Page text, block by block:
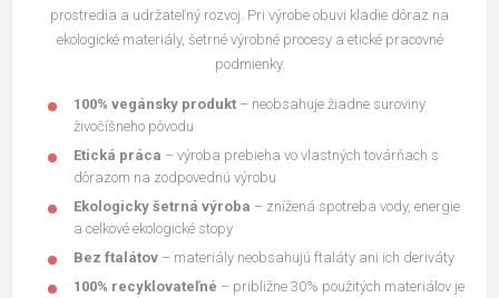
prostredia a udržateľný rozvoj. Pri výrobe obuvi kladie dôraz na
ekologické materiály, šetrné výrobné procesy a etické pracovné
podmienky.
100% vegánsky produkt – neobsahuje žiadne suroviny
živočíšneho pôvodu
Etická práca – výroba prebieha vo vlastných továrňach s
dôrazom na zodpovednú výrobu
Ekologicky šetrná výroba – znížená spotreba vody, energie
a celkové ekologické stopy
Bez ftalátov – materiály neobsahujú ftaláty ani ich deriváty
100% recyklovateľné – približne 30% použitých materiálov je